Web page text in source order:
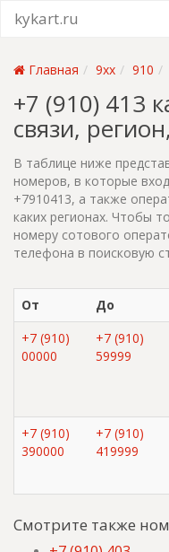
kykart.ru
Главная 9xx 910
+7 (910) 413
связи,
В таблице ниже
номеров, в которые
+7910413, а также
каких регионах. Чтобы
номеру сотового
телефона в поисковую
От До
+7 (910)
00000
+7 (910)
59999
+7 (910)
390000
+7 (910)
419999
Смотрите также